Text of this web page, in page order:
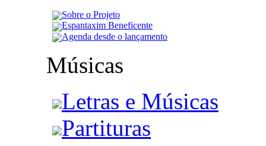
Sobre o Projeto
Espantaxim Beneficente
Agenda desde o lançamento
Músicas
Letras e Músicas
Partituras